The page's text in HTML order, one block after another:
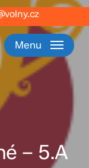
Menu
– 5.A